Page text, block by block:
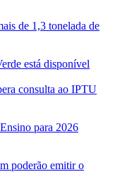
de 1,3 tonelada de
está disponível
consulta ao IPTU
para 2026
poderão emitir o